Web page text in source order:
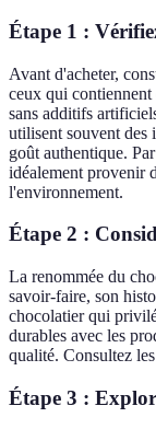
Étape 1 :
Avant d'acheter,
ceux qui
sans additifs
utilisent souvent des
goût authentique.
idéalement provenir
l'environnement.
Étape 2 :
La renommée du
savoir-faire, son
chocolatier qui
durables avec les
qualité. Consultez
Étape 3 :